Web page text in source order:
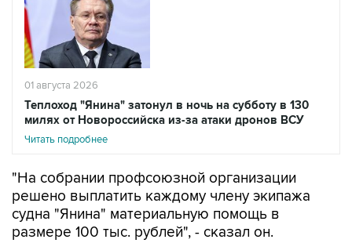
01 августа 2026
Теплоход "Янина" затонул в ночь на субботу в 130
милях от Новороссийска из-за атаки дронов ВСУ
Читать подробнее
"На собрании профсоюзной организации
решено выплатить каждому члену экипажа
судна "Янина" материальную помощь в
размере 100 тыс. рублей", - сказал он.